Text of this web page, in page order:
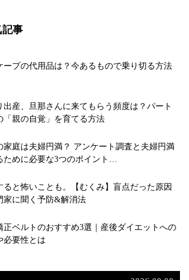
記事
ープの代用品は？今あるもので乗り切る方法
出産、旦那さんに来てもらう頻度は？パート
「親の自覚」を育てる方法
家庭は夫婦円満？ アンケート調査と夫婦円満
ために必要な3つのポイント…
ると怖いことも。【むくみ】盲点だった原因
家に聞く予防&解消法
正ベルトのおすすめ3選｜産後ダイエットへの
必要性とは